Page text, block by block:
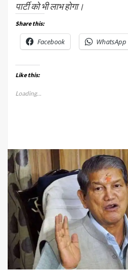
पार्टी को भी लाभ होगा।
Share this:
Facebook WhatsApp
Like this:
Loading...